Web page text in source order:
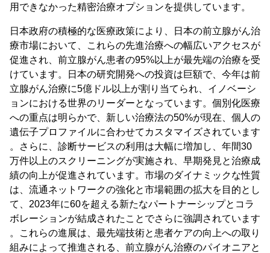
用できなかった精密治療オプションを提供しています。
日本政府の積極的な医療政策により、日本の前立腺がん治
療市場において、これらの先進治療への幅広いアクセスが
促進され、前立腺がん患者の95%以上が最先端の治療を受
けています。日本の研究開発への投資は巨額で、今年は前
立腺がん治療に5億ドル以上が割り当てられ、イノベーシ
ョンにおける世界のリーダーとなっています。個別化医療
への重点は明らかで、新しい治療法の50%が現在、個人の
遺伝子プロファイルに合わせてカスタマイズされています
。さらに、診断サービスの利用は大幅に増加し、年間30
万件以上のスクリーニングが実施され、早期発見と治療成
績の向上が促進されています。市場のダイナミックな性質
は、流通ネットワークの強化と市場範囲の拡大を目的とし
て、2023年に60を超える新たなパートナーシップとコラ
ボレーションが結成されたことでさらに強調されています
。これらの進展は、最先端技術と患者ケアの向上への取り
組みによって推進される、前立腺がん治療のパイオニアと